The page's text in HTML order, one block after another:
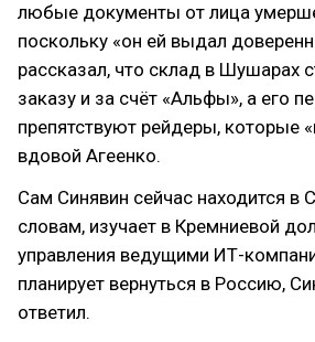
любые документы от лица
поскольку «он ей выдал
рассказал, что склад в Шушарах
заказу и за счёт «Альфы», а его
препятствуют рейдеры, которые
вдовой Агеенко.
Сам Синявин сейчас находится в
словам, изучает в Кремниевой
управления ведущими ИТ-
планирует вернуться в Россию,
ответил.